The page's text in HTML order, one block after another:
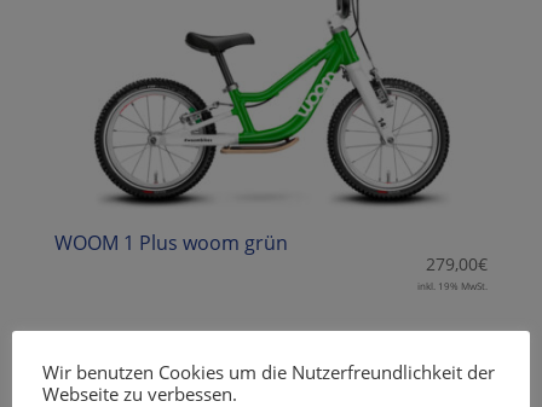
WOOM 1 Plus woom grün
279,00€
inkl. 19% MwSt.
Wir benutzen Cookies um die Nutzerfreundlichkeit der
Webseite zu verbessen.